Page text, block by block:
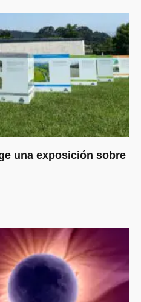
una exposición sobre